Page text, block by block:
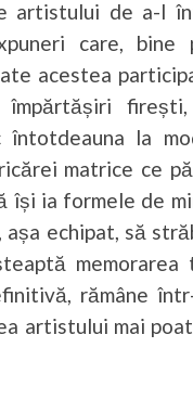
de a-l
care, bine
acestea
la
matrice ce
își ia formele de
echipat, să
memorarea
rămâne
artistului mai